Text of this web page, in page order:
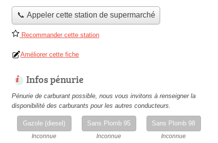
📞 Appeler cette station de supermarché
Recommander cette station
Améliorer cette fiche
Infos pénurie
Pénurie de carburant possible, nous vous invitons à renseigner la
disponibilité des carburants pour les autres conducteurs.
Gazole (diesel)
Inconnue
Sans Plomb 95
Inconnue
Sans Plomb 98
Inconnue